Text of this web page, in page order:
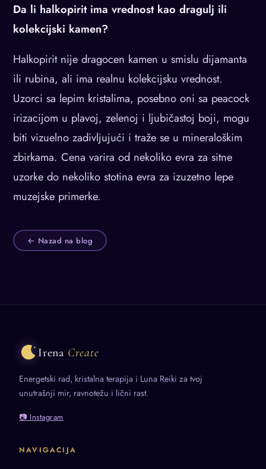
Da li halkopirit ima vrednost kao dragulj ili
kolekcijski kamen?
Halkopirit nije dragocen kamen u smislu dijamanta
ili rubina, ali ima realnu kolekcijsku vrednost.
Uzorci sa lepim kristalima, posebno oni sa peacock
irizacijom u plavoj, zelenoj i ljubičastoj boji, mogu
biti vizuelno zadivljujući i traže se u mineraloškim
zbirkama. Cena varira od nekoliko evra za sitne
uzorke do nekoliko stotina evra za izuzetno lepe
muzejske primerke.
← Nazad na blog
Irena Create
Energetski rad, kristalna terapija i Luna Reiki za tvoj
unutrašnji mir, ravnotežu i lični rast.
📷 Instagram
NAVIGACIJA